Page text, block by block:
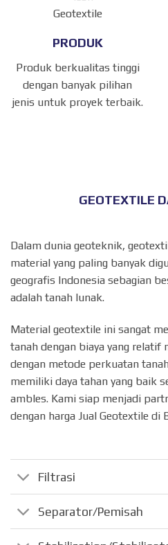
PRODUK
Produk berkualitas tinggi
dengan banyak pilihan
jenis untuk proyek terbaik.
GEOTEXTILE
Dalam dunia geoteknik,
material yang paling banyak
geografis Indonesia sebagian
adalah tanah lunak.
Material geotextile ini sangat
tanah dengan biaya yang relatif
dengan metode perkuatan
memiliki daya tahan yang baik
ambles. Kami siap menjadi
dengan harga Jual Geotextile di
Filtrasi
Separator/Pemisah